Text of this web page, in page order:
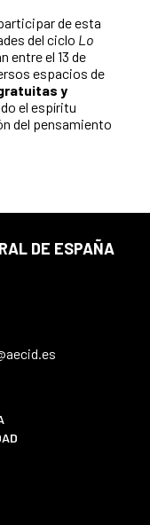
de esta
del ciclo Lo
entre el 13 de
espacios de
y
el espíritu
del pensamiento
DE ESPAÑA